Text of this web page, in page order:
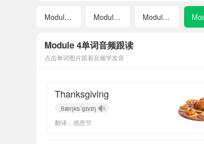
Module 1 Module 2 Module 3
Module 4单词音频跟读
点击单词图片跟着音频学发音
Thanksgiving
ˌθæŋksˈɡɪvɪŋ
翻译：感恩节